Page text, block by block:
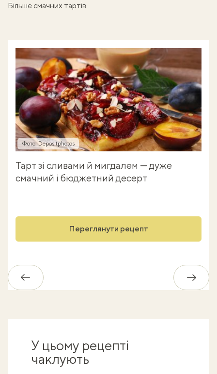
Більше смачних тартів
Фото: Depositphotos
Тарт зі сливами й мигдалем — дуже
смачний і бюджетний десерт
Переглянути рецепт
Назад
У цьому рецепті
чаклують